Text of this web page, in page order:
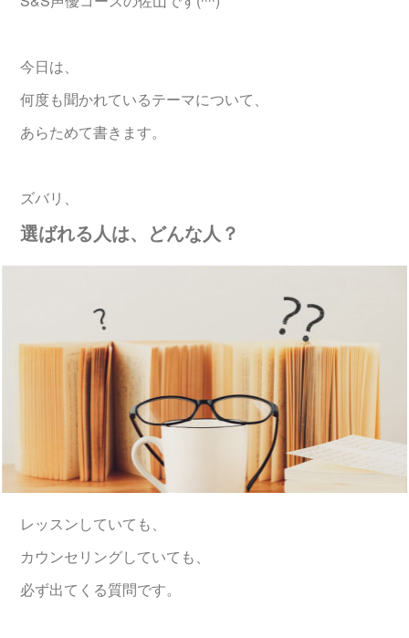
今日は、
何度も聞かれているテーマについて、
あらためて書きます。
ズバリ、
選ばれる人は、どんな人？
レッスンしていても、
カウンセリングしていても、
必ず出てくる質問です。